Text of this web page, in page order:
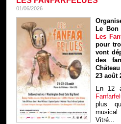
01/06/2026
Le Bon
Les
pour
vont
des
23 août
En 12
plus
Vitré...